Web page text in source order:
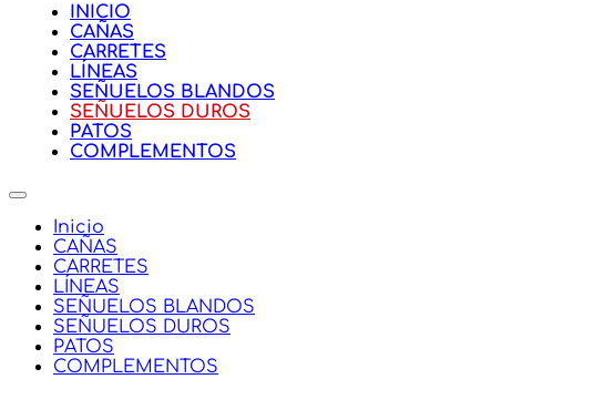
INICIO
CAÑAS
CARRETES
LÍNEAS
SEÑUELOS BLANDOS
SEÑUELOS DUROS
PATOS
COMPLEMENTOS
Inicio
CAÑAS
CARRETES
LÍNEAS
SEÑUELOS BLANDOS
SEÑUELOS DUROS
PATOS
COMPLEMENTOS